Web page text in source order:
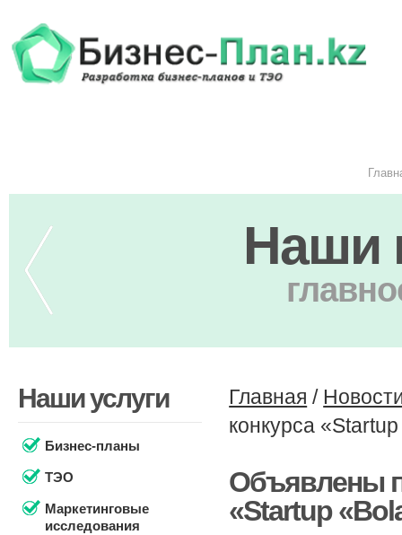
Наши
Наши услуги
Бизнес-планы
ТЭО
Маркетинговые
исследования
Главная /
конкурса
Объявлены
«Startup